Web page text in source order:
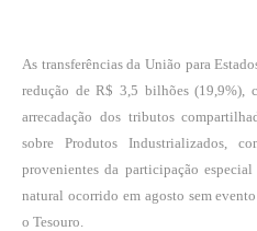
As transferências da União para
redução de R$ 3,5 bilhões (19,9%),
arrecadação dos tributos
sobre Produtos Industrializados,
provenientes da participação
natural ocorrido em agosto sem
o Tesouro.